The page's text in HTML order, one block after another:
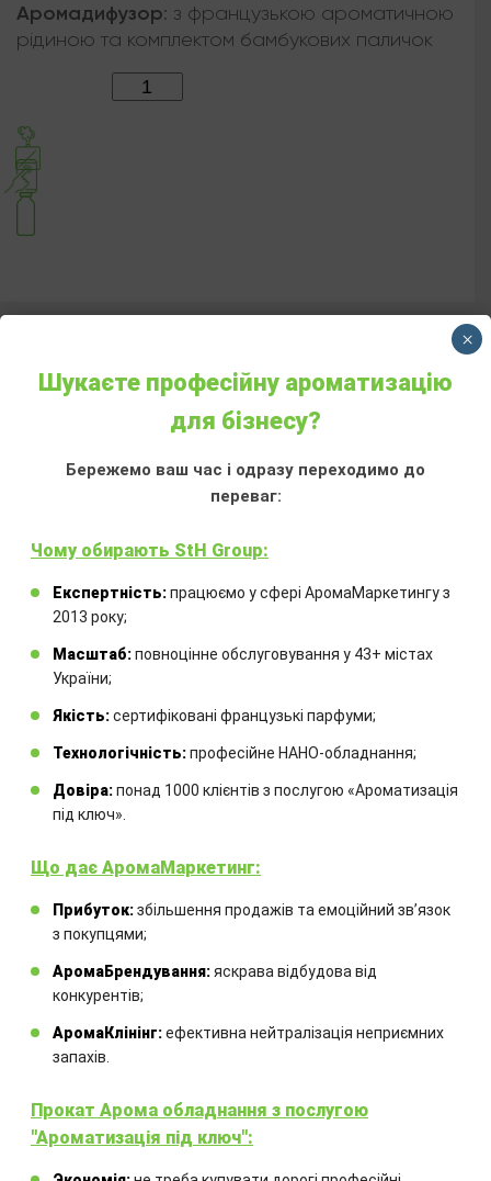
Аромадифузор: з французькою ароматичною
рідиною та комплектом бамбукових паличок
АРОМАДИФУЗОР CHLOE
«SEE BY CHLOE SI BELLE»
Ємність:100 мл
Аромат:це втілення грайливої
жіночності, безтурботної радості та
впевненої чарівності
ароматичною рідиною та
1250.00
Шукаєте професійну ароматизацію
для бізнесу?
Бережемо ваш час і одразу переходимо до
переваг:
Чому обирають StH Group:
Експертність:працюємо у сфері АромаМаркетингу з
2013 року;
Масштаб:повноцінне обслуговування у 43+ містах
України;
Якість:сертифіковані французькі парфуми;
Технологічність:професійне НАНО-обладнання;
Довіра:понад 1000 клієнтів з послугою «Ароматизація
під ключ».
Що дає АромаМаркетинг:
Прибуток:збільшення продажів та емоційний звʼязок
з покупцями;
АромаБрендування:яскрава відбудова від
конкурентів;
АромаКлінінг:ефективна нейтралізація неприємних
запахів.
Прокат Арома обладнання з послугою
"Ароматизація під ключ":
×